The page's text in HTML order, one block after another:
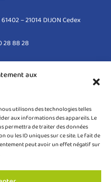
aux
utilisons des technologies telles
aux informations des appareils. Le
permettra de traiter des données
ou les ID uniques sur ce site. Le fait de
peut avoir un effet négatif sur
– 21014 DIJON Cedex
28 88 28
des données (RGPD)
(UE)